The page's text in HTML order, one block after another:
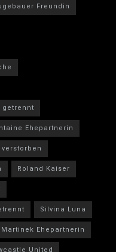
Freundin
getrennt
Ehepartnerin
Roland Kaiser
Silvina Luna
Martinek Ehepartnerin
United